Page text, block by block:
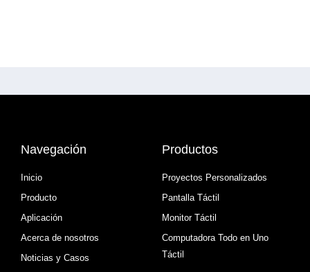
Navegación
Inicio
Producto
Aplicación
Acerca de nosotros
Noticias y Casos
Productos
Proyectos Personalizados
Pantalla Táctil
Monitor Táctil
Computadora Todo en Uno
Táctil